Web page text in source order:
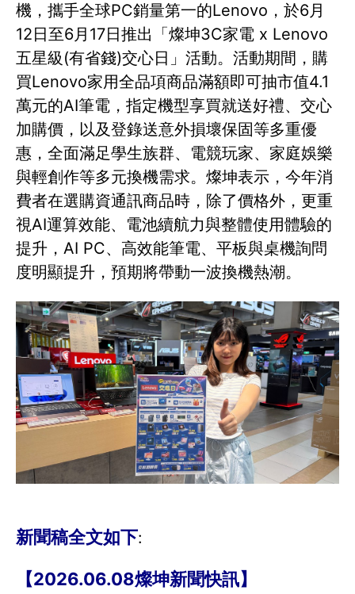
機，攜手全球PC銷量第一的Lenovo，於6月
12日至6月17日推出「燦坤3C家電 x Lenovo
五星級(有省錢)交心日」活動。活動期間，購
買Lenovo家用全品項商品滿額即可抽市值4.1
萬元的AI筆電，指定機型享買就送好禮、交心
加購價，以及登錄送意外損壞保固等多重優
惠，全面滿足學生族群、電競玩家、家庭娛樂
與輕創作等多元換機需求。燦坤表示，今年消
費者在選購資通訊商品時，除了價格外，更重
視AI運算效能、電池續航力與整體使用體驗的
提升，AI PC、高效能筆電、平板與桌機詢問
度明顯提升，預期將帶動一波換機熱潮。
新聞稿全文如下:
【2026.06.08燦坤新聞快訊】